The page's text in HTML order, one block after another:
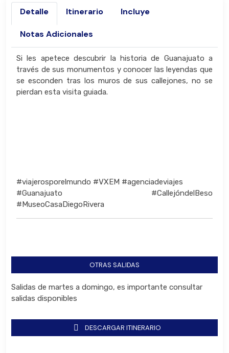
Detalle Itinerario Incluye
Notas Adicionales
Si les apetece descubrir la historia de Guanajuato a
través de sus monumentos y conocer las leyendas que
se esconden tras los muros de sus callejones, no se
pierdan esta visita guiada.
#viajerosporelmundo #VXEM #agenciadeviajes
#Guanajuato #CallejóndelBeso
#MuseoCasaDiegoRivera
OTRAS SALIDAS
Salidas de martes a domingo, es importante consultar
salidas disponibles
DESCARGAR ITINERARIO